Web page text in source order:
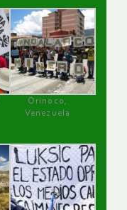
Orinoco,
Venezuela